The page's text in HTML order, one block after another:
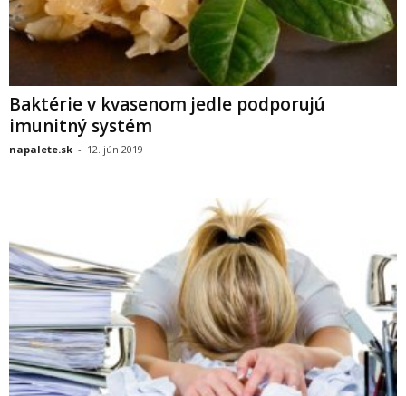
Baktérie v kvasenom jedle podporujú
imunitný systém
napalete.sk - 12. jún 2019